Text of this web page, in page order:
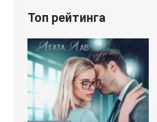
Топ рейтинга